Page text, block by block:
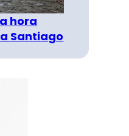
hora
Santiago